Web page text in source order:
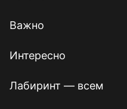
Важно
Интересно
Лабиринт — всем